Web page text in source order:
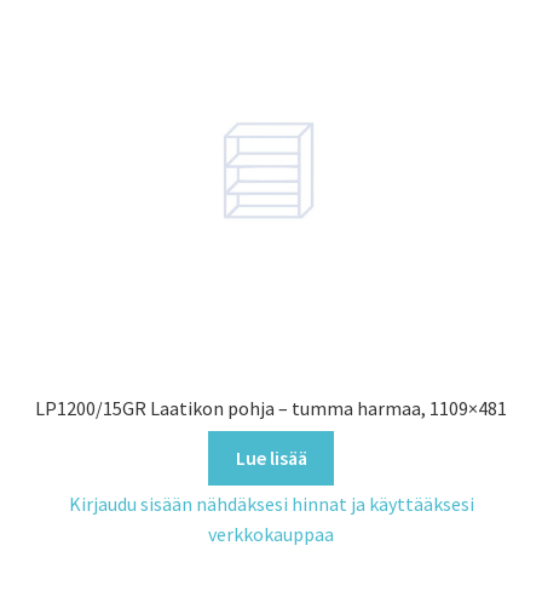
LP1200/15GR Laatikon pohja – tumma harmaa, 1109×481
Lue lisää
Kirjaudu sisään nähdäksesi hinnat ja käyttääksesi
verkkokauppaa